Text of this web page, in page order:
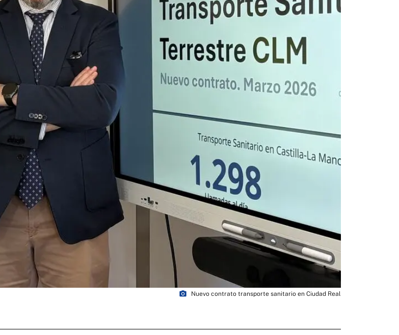
photo_camera Nuevo contrato transporte sanitario en Ciudad Real